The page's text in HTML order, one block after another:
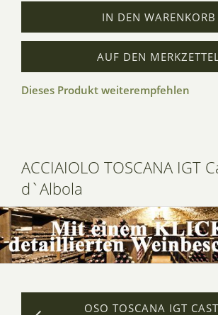
IN DEN WARENKORB
AUF DEN MERKZETTEL
Dieses Produkt weiterempfehlen
ACCIAIOLO TOSCANA IGT
d`Albola
OSO TOSCANA IGT